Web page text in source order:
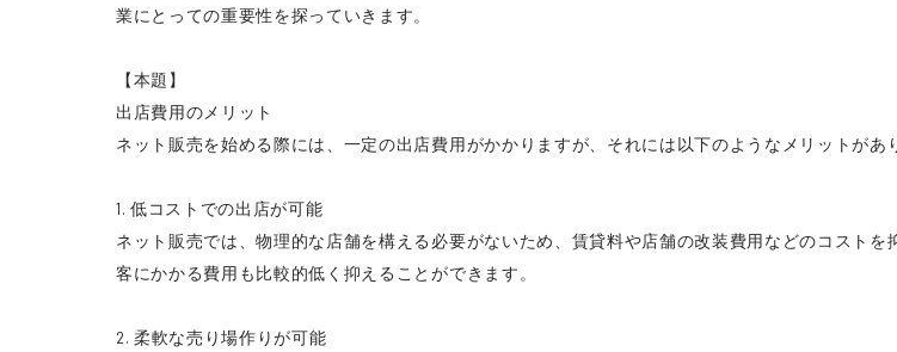
業にとっての重要性を探っていきます。
【本題】
出店費用のメリット
ネット販売を始める際には、一定の出店費用がかかりますが、それには以下のようなメリットがあ
1. 低コストでの出店が可能
ネット販売では、物理的な店舗を構える必要がないため、賃貸料や店舗の改装費用などのコスト
客にかかる費用も比較的低く抑えることができます。
2. 柔軟な売り場作りが可能